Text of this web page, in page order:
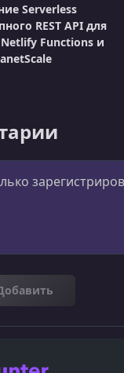
Serverless
REST API для
Functions и